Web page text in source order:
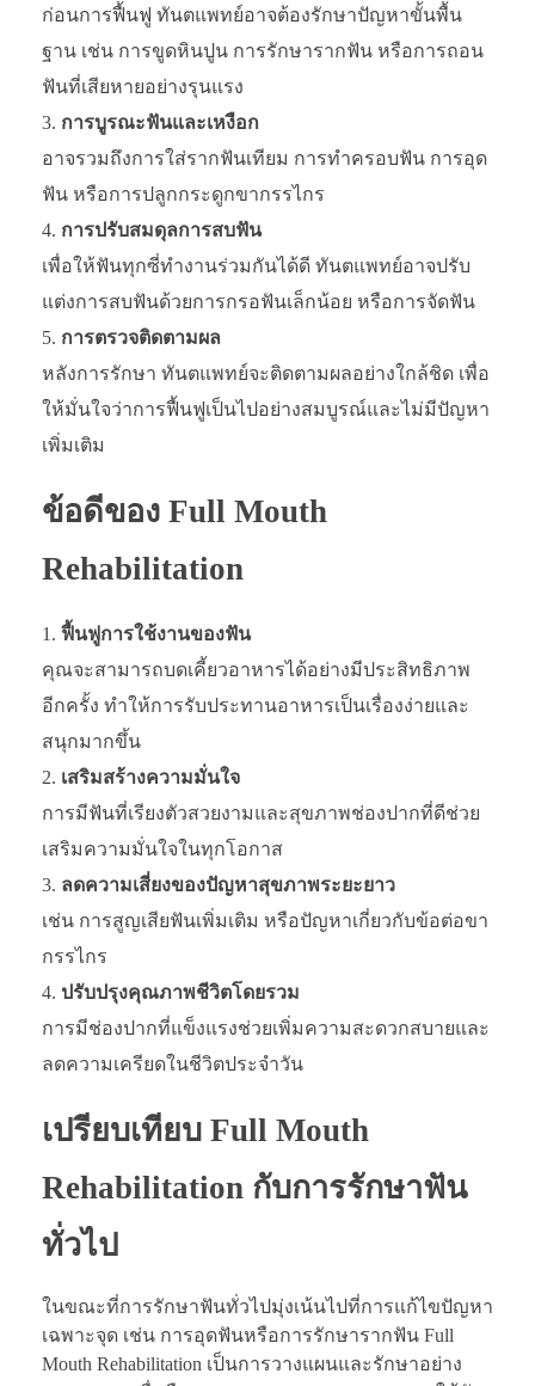
ก่อนการฟื้นฟู ทันตแพทย์อาจต้องรักษาปัญหาขั้นพื้น
ฐาน เช่น การขูดหินปูน การรักษารากฟัน หรือการถอน
ฟันที่เสียหายอย่างรุนแรง
การบูรณะฟันและเหงือก
อาจรวมถึงการใส่รากฟันเทียม การทำครอบฟัน การอุด
ฟัน หรือการปลูกกระดูกขากรรไกร
การปรับสมดุลการสบฟัน
เพื่อให้ฟันทุกซี่ทำงานร่วมกันได้ดี ทันตแพทย์อาจปรับ
แต่งการสบฟันด้วยการกรอฟันเล็กน้อย หรือการจัดฟัน
การตรวจติดตามผล
หลังการรักษา ทันตแพทย์จะติดตามผลอย่างใกล้ชิด เพื่อ
ให้มั่นใจว่าการฟื้นฟูเป็นไปอย่างสมบูรณ์และไม่มีปัญหา
เพิ่มเติม
ข้อดีของ Full Mouth
Rehabilitation
ฟื้นฟูการใช้งานของฟัน
คุณจะสามารถบดเคี้ยวอาหารได้อย่างมีประสิทธิภาพ
อีกครั้ง ทำให้การรับประทานอาหารเป็นเรื่องง่ายและ
สนุกมากขึ้น
เสริมสร้างความมั่นใจ
การมีฟันที่เรียงตัวสวยงามและสุขภาพช่องปากที่ดีช่วย
เสริมความมั่นใจในทุกโอกาส
ลดความเสี่ยงของปัญหาสุขภาพระยะยาว
เช่น การสูญเสียฟันเพิ่มเติม หรือปัญหาเกี่ยวกับข้อต่อขา
กรรไกร
ปรับปรุงคุณภาพชีวิตโดยรวม
การมีช่องปากที่แข็งแรงช่วยเพิ่มความสะดวกสบายและ
ลดความเครียดในชีวิตประจำวัน
เปรียบเทียบ Full Mouth
Rehabilitation กับการรักษาฟัน
ทั่วไป
ในขณะที่การรักษาฟันทั่วไปมุ่งเน้นไปที่การแก้ไขปัญหา
เฉพาะจุด เช่น การอุดฟันหรือการรักษารากฟัน Full
Mouth Rehabilitation เป็นการวางแผนและรักษาอย่าง